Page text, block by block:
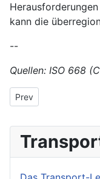
kann die
--
Quellen: ISO 668
Previous article:
Prev